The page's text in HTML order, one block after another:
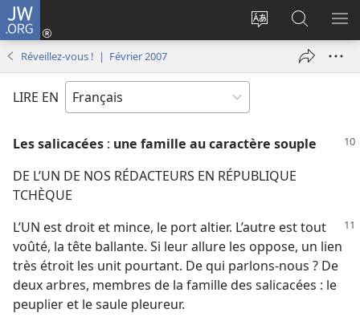
JW.ORG
Changer
langue
Se
connecter
nouvelle
sur
JW.ORG
Réveillez-vous ! | Février 2007
LIRE EN
Les salicacées : une famille au caractère souple
DE L’UN DE NOS RÉDACTEURS EN RÉPUBLIQUE
TCHÈQUE
L’UN est droit et mince, le port altier. L’autre est tout
voûté, la tête ballante. Si leur allure les oppose, un lien
très étroit les unit pourtant. De qui parlons-​nous ? De
deux arbres, membres de la famille des salicacées : le
peuplier et le saule pleureur.